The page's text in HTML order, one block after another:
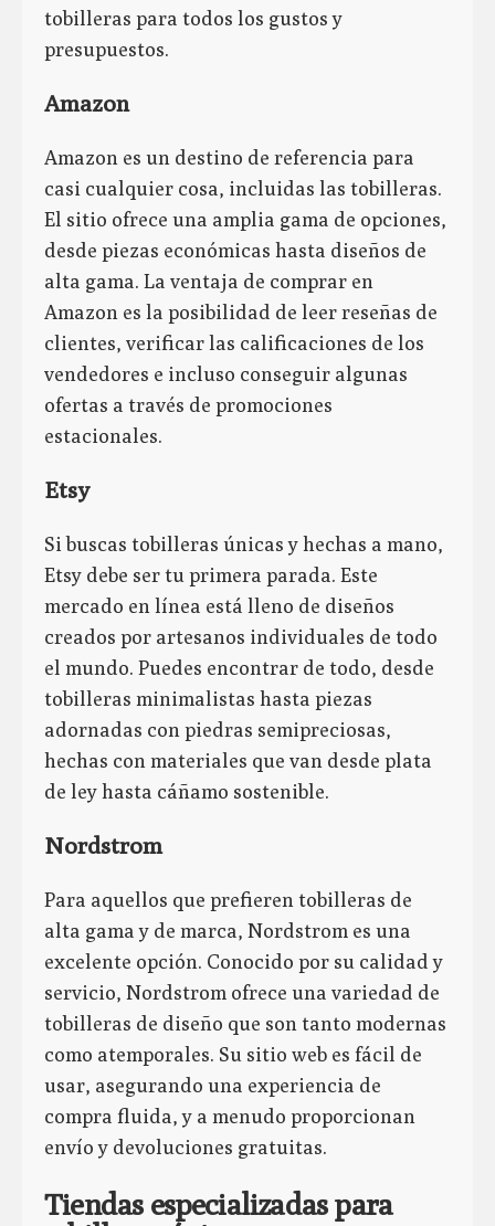
tobilleras para todos los gustos y
presupuestos.
Amazon
Amazon es un destino de referencia para
casi cualquier cosa, incluidas las tobilleras.
El sitio ofrece una amplia gama de opciones,
desde piezas económicas hasta diseños de
alta gama. La ventaja de comprar en
Amazon es la posibilidad de leer reseñas de
clientes, verificar las calificaciones de los
vendedores e incluso conseguir algunas
ofertas a través de promociones
estacionales.
Etsy
Si buscas tobilleras únicas y hechas a mano,
Etsy debe ser tu primera parada. Este
mercado en línea está lleno de diseños
creados por artesanos individuales de todo
el mundo. Puedes encontrar de todo, desde
tobilleras minimalistas hasta piezas
adornadas con piedras semipreciosas,
hechas con materiales que van desde plata
de ley hasta cáñamo sostenible.
Nordstrom
Para aquellos que prefieren tobilleras de
alta gama y de marca, Nordstrom es una
excelente opción. Conocido por su calidad y
servicio, Nordstrom ofrece una variedad de
tobilleras de diseño que son tanto modernas
como atemporales. Su sitio web es fácil de
usar, asegurando una experiencia de
compra fluida, y a menudo proporcionan
envío y devoluciones gratuitas.
Tiendas especializadas para